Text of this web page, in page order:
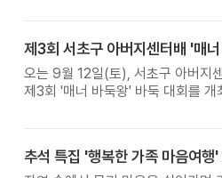
오는 9월 12일(토), 서초구 아버지
제3회 '매너 바둑왕' 바둑 대회를 개
추석 특집 '행복한 가족 마음여행'